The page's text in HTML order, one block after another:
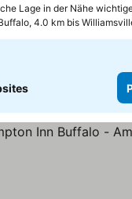
Lage in der Nähe
4.0 km bis